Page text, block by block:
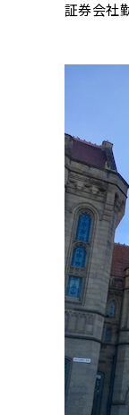
証券会社